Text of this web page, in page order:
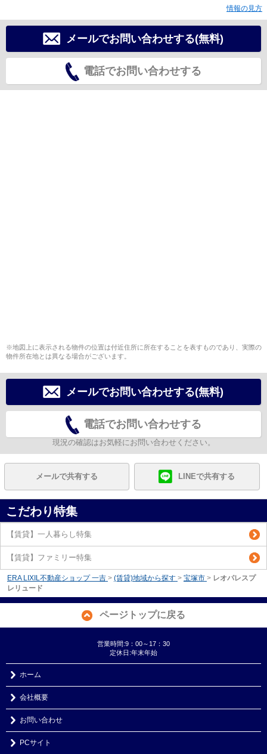
情報の見方
メールでお問い合わせする(無料)
電話でお問い合わせする
※地図上に表示される物件の位置は付近住所に所在することを表すものであり、実際の
物件所在地とは異なる場合がございます。
メールでお問い合わせする(無料)
電話でお問い合わせする
現況の確認はお気軽にお問い合わせください。
メールで共有する LINEで共有する
こだわり特集
【賃貸】一人暮らし特集
【賃貸】ファミリー特集
ERA LIXIL不動産ショップ 一吉 > (賃貸)地域から探す > 宝塚市 > レオパレスプ
レリュード
ページトップに戻る
営業時間:9：00～17：30
定休日:年末年始
ホーム
会社概要
お問い合わせ
PCサイト